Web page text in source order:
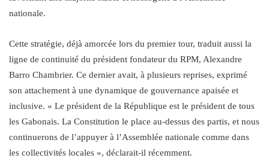
nationale.
Cette stratégie, déjà amorcée lors du premier tour, traduit aussi la
ligne de continuité du président fondateur du RPM, Alexandre
Barro Chambrier. Ce dernier avait, à plusieurs reprises, exprimé
son attachement à une dynamique de gouvernance apaisée et
inclusive. « Le président de la République est le président de tous
les Gabonais. La Constitution le place au-dessus des partis, et nous
continuerons de l’appuyer à l’Assemblée nationale comme dans
les collectivités locales », déclarait-il récemment.